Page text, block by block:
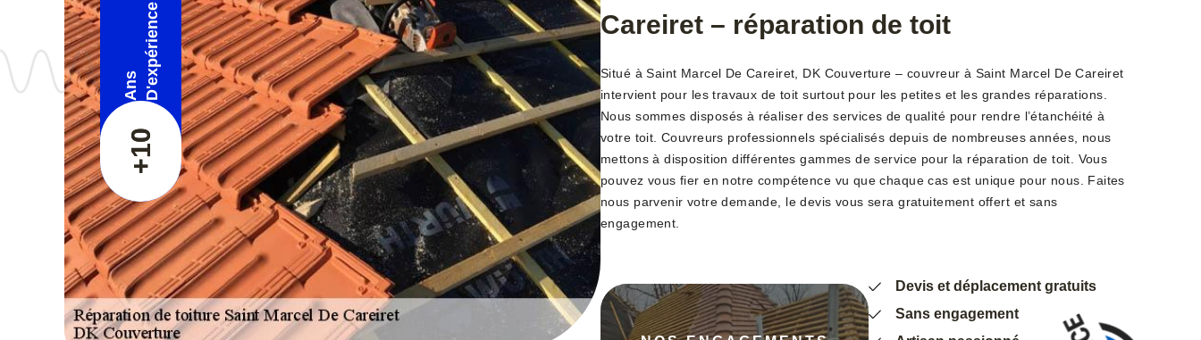
+10
Ans D'expérience
Careiret – réparation de toit
Situé à Saint Marcel De Careiret, DK Couverture – couvreur à Saint Marcel De Careiret
intervient pour les travaux de toit surtout pour les petites et les grandes réparations.
Nous sommes disposés à réaliser des services de qualité pour rendre l’étanchéité à
votre toit. Couvreurs professionnels spécialisés depuis de nombreuses années, nous
mettons à disposition différentes gammes de service pour la réparation de toit. Vous
pouvez vous fier en notre compétence vu que chaque cas est unique pour nous. Faites
nous parvenir votre demande, le devis vous sera gratuitement offert et sans
engagement.
Devis et déplacement gratuits
Sans engagement